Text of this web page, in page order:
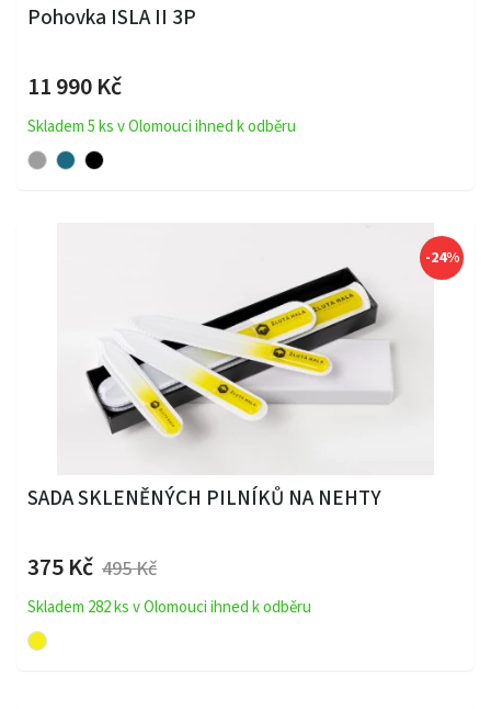
Pohovka ISLA II 3P
11 990 Kč
Skladem 5 ks v Olomouci ihned k odběru
-24%
SADA SKLENĚNÝCH PILNÍKŮ NA NEHTY
375 Kč 495 Kč
Skladem 282 ks v Olomouci ihned k odběru